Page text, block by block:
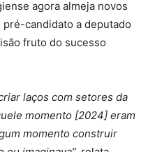
agora almeja novos
candidato a deputado
fruto do sucesso
laços com setores da
momento [2024] eram
momento construir